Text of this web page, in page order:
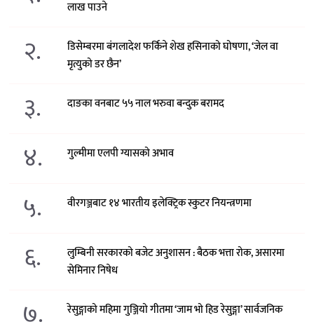
लाख पाउने
२.
डिसेम्बरमा बंगलादेश फर्किने शेख हसिनाको घोषणा, ‘जेल वा
मृत्युको डर छैन’
३. दाङका वनबाट ५५ नाल भरुवा बन्दुक बरामद
४. गुल्मीमा एलपी ग्यासको अभाव
५. वीरगञ्जबाट १४ भारतीय इलेक्ट्रिक स्कुटर नियन्त्रणमा
६.
लुम्बिनी सरकारको बजेट अनुशासन : बैठक भत्ता रोक, असारमा
सेमिनार निषेध
७. रेसुङ्गाको महिमा गुञ्जियो गीतमा ‘जाम भो हिड रेसुङ्गा’ सार्वजनिक